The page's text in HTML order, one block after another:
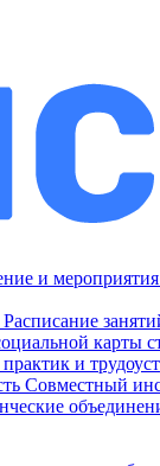
и
Расписание
карты
и
Совместный